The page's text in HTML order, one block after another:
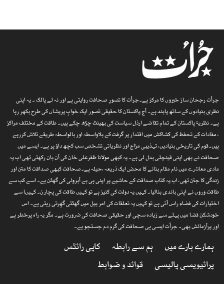
جرأت رجحان ساز خبروں کا مرکز ہے۔جرأت کا تصورِ صحافت روایتی ہے اور نہ لے پالک ۔ یہ اپنی
نظری بنیادوں کے ساتھ پابند ہے۔ آج پاکستان کا حقیقی تصور ایک خوابِ پریشاں کی طرح بکھر رہا
ہے۔ نظریۂ پاکستان کے تمام تقاضے ارذل سیاست کی بھینٹ چڑھ چکے ہیں۔ طاقت کے مختلف مراکز
، مفادات کے تحفظ کی کشاکش میں اقتدار پر گرفت کے بلاواسطہ اور بالواسطہ طریقے تلاش کررہے
ہیں۔قوم کی تاریخی بنیادیں، تہذیبی مزاج اور نظریاتی تشخص سب کچھ داؤ پر ہے۔ ایسے میں
صحافت نے بھی اپنی قینچلی بدل لی ہے۔ یہ کبھی مولانا ظفرعلی خان کی آن بان رکھتی تھی اب یہ
مادی معاشرے میں نام مقام بنانے کا محض ایک ذریعہ ،حیلہ ہے۔صحافت کبھی صداقت کا متن اور
زندگی کا جتن تھی، اب یہ کتاب صداقت کے حاشیے پر اپنی ہی بے آبروئی کی گھٹن ہے۔ اسے کب سے
طاقت وروں نے اپنی باندی بنالیا۔ کہیں یہ دولت کی کنیز ہے تو کہیں طاقت کی پچارن۔ کہیںا سے
اختیارات کی فضاء راس آتی ہے تو کہیں یہ تعلقات کی امر بیل میں گھٹتی گھِرتی رہتی ہے۔ اس
خودشکن فضا میں پہلے سے زیادہ سچی اور حقیقی صحافت کی ضرورت ہے۔ مگر یہ راہ پرخطر ہے
اور پرآزمائش بھی۔ جرأت ایسی ہی صحافت کی گرم دم جستجو ہے۔
ہمارے بارے میں ہم سے رابطہ
کاپی رائٹس
پرائیویسی پالیسی
قوائد و ضوابط